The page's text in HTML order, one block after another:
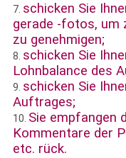
7. schicken Sie
gerade -fotos, um
zu genehmigen;
8. schicken Sie
Lohnbalance des
9. schicken Sie
Auftrages;
10. Sie empfangen
Kommentare der
etc. rück.